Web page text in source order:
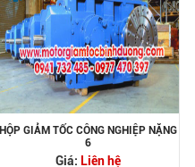
HỘP GIẢM TỐC CÔNG NGHIỆP NẶNG
6
Giá: Liên hệ